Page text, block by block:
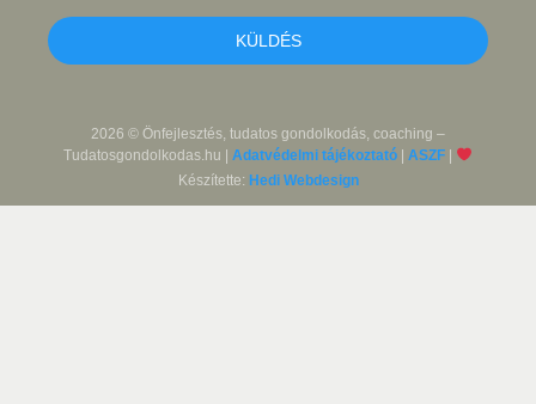
KÜLDÉS
2026 © Önfejlesztés, tudatos gondolkodás, coaching –
Tudatosgondolkodas.hu |Adatvédelmi tájékoztató |ASZF
Készítette: Hedi Webdesign